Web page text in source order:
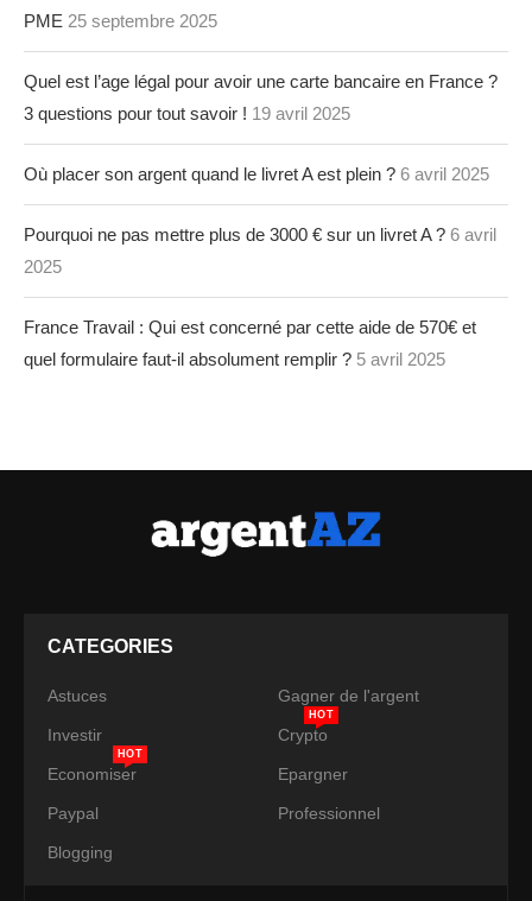
PME 25 septembre 2025
Quel est l’age légal pour avoir une carte bancaire en France ?
3 questions pour tout savoir ! 19 avril 2025
Où placer son argent quand le livret A est plein ? 6 avril 2025
Pourquoi ne pas mettre plus de 3000 € sur un livret A ? 6 avril
2025
France Travail : Qui est concerné par cette aide de 570€ et
quel formulaire faut-il absolument remplir ? 5 avril 2025
CATEGORIES
Astuces Gagner de l'argent
Investir Crypto
HOT
Economiser
HOT
Epargner
Paypal Professionnel
Blogging